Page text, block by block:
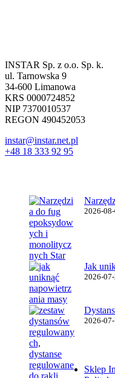
INSTAR Sp. z o.o. Sp. k.
ul. Tarnowska 9
34-600 Limanowa
KRS 0000724852
NIP 7370010537
REGON 490452053
instar@instar.net.pl
+48 18 333 92 95
2026-
Jak
2026-
2026-
Sklep